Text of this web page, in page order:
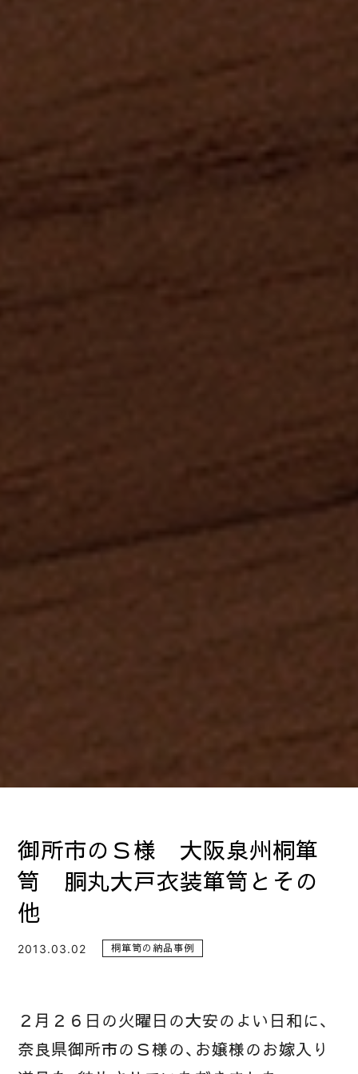
御所市のＳ様 大阪泉州桐箪
笥 胴丸大戸衣装箪笥とその
他
2013.03.02 桐箪笥の納品事例
２月２６日の火曜日の大安のよい日和に、
奈良県御所市のＳ様の、お嬢様のお嫁入り